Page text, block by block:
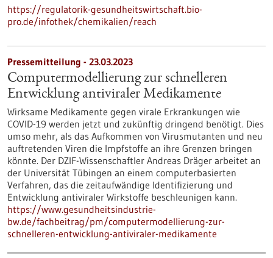
https://regulatorik-gesundheitswirtschaft.bio-
pro.de/infothek/chemikalien/reach
Pressemitteilung - 23.03.2023
Computermodellierung zur schnelleren
Entwicklung antiviraler Medikamente
Wirksame Medikamente gegen virale Erkrankungen wie
COVID-19 werden jetzt und zukünftig dringend benötigt. Dies
umso mehr, als das Aufkommen von Virusmutanten und neu
auftretenden Viren die Impfstoffe an ihre Grenzen bringen
könnte. Der DZIF-Wissenschaftler Andreas Dräger arbeitet an
der Universität Tübingen an einem computerbasierten
Verfahren, das die zeitaufwändige Identifizierung und
Entwicklung antiviraler Wirkstoffe beschleunigen kann.
https://www.gesundheitsindustrie-
bw.de/fachbeitrag/pm/computermodellierung-zur-
schnelleren-entwicklung-antiviraler-medikamente